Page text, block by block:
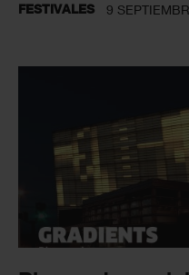
FESTIVALES 9